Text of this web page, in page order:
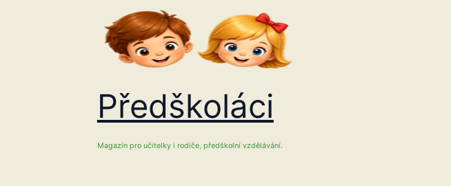
Předškoláci
Magazín pro učitelky i rodiče, předškolní vzdělávání.